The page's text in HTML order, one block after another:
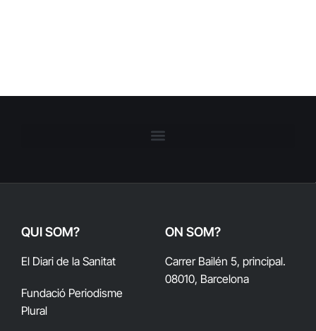
QUI SOM?
El Diari de la Sanitat
Fundació Periodisme
Plural
ON SOM?
Carrer Bailén 5, principal.
08010, Barcelona